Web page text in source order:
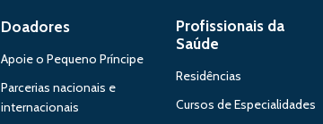
Doadores
Apoie o Pequeno Príncipe
Parcerias nacionais e
internacionais
Profissionais da
Saúde
Residências
Cursos de Especialidades